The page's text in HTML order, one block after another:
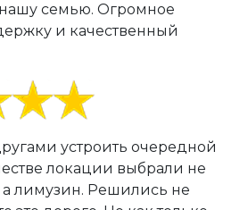
семью. Огромное
и качественный
устроить очередной
локации выбрали не
а лимузин. Решились не